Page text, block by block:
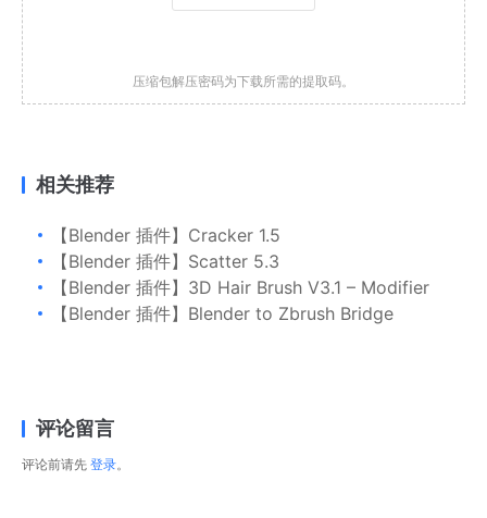
压缩包解压密码为下载所需的提取码。
相关推荐
【Blender 插件】Cracker 1.5
【Blender 插件】Scatter 5.3
【Blender 插件】3D Hair Brush V3.1 – Modifier
【Blender 插件】Blender to Zbrush Bridge
评论留言
评论前请先 登录。